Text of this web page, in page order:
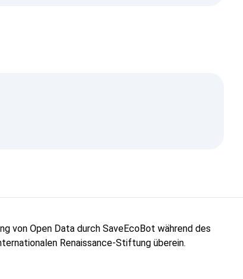
von Open Data durch SaveEcoBot während des
Renaissance-Stiftung überein.